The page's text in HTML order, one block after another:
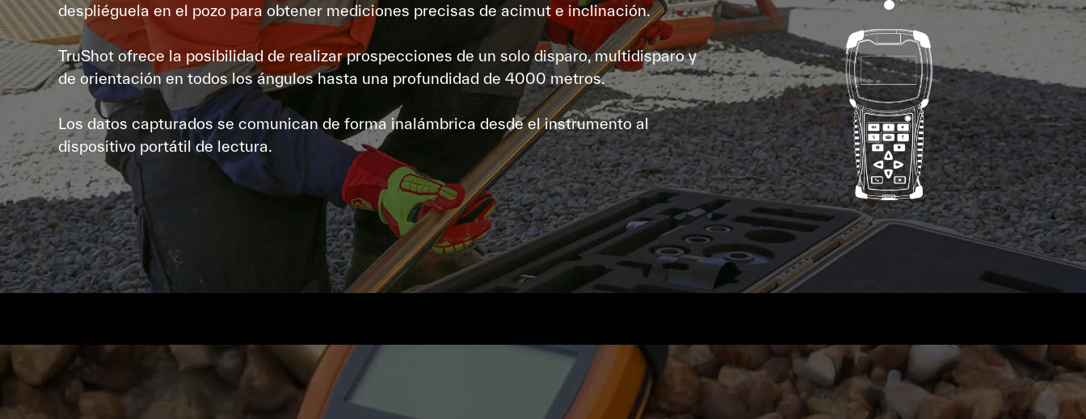
despliéguela en el pozo para obtener mediciones precisas de acimut e inclinación.
TruShot ofrece la posibilidad de realizar prospecciones de un solo disparo, multidisparo y
de orientación en todos los ángulos hasta una profundidad de 4000 metros.
Los datos capturados se comunican de forma inalámbrica desde el instrumento al
dispositivo portátil de lectura.